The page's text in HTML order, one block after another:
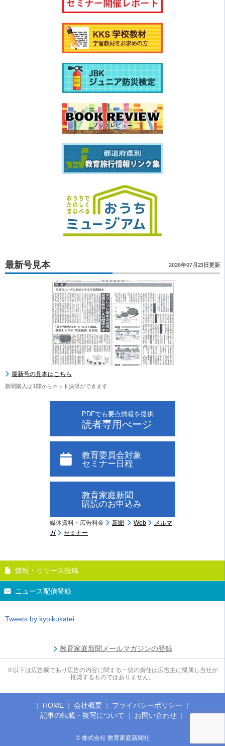
最新号見本 2026年07月23日更新
最新号の見本はこちら
新聞購入は1部からネット決済ができます
PDFでも要点情報を提供
読者専用ぺージ
教育委員会対象
セミナー日程
教育家庭新聞
購読のお申込み
媒体資料・広告料金 新聞 Web
メルマ
ガ
セミナー
情報・リリース投稿
ニュース配信登録
Tweets by kyoikukatei
教育家庭新聞メールマガジンの登録
※以下は広告欄であり広告の内容に関する一切の責任は広告主に帰属し当社が
推奨するものではありません。
© 株式会社 教育家庭新聞社
HOME 会社概要
プライバシーポリシー
記事の転載・複写について
お問い合わせ